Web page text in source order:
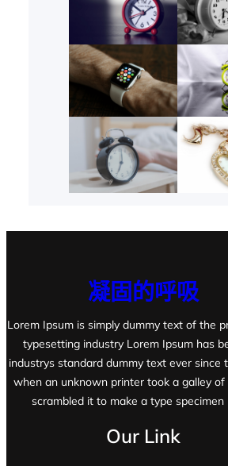
凝固的呼吸
Lorem Ipsum is simply dummy text of the
typesetting industry Lorem Ipsum has
industrys standard dummy text ever since
when an unknown printer took a galley of
scrambled it to make a type specimen
Our Link